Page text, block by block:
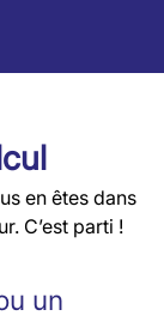
en êtes dans
C’est parti !